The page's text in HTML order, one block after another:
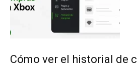
Cómo ver el historial de